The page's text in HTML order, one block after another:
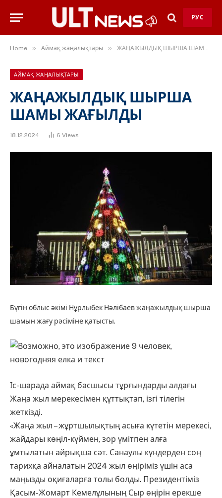
РУС
Home » Аймақ жаңалықтары » ЖАҢАЖЫЛДЫҚ ШЫРША ШАМЫ ЖАҒЫЛДЫ
АЙМАҚ ЖАҢАЛЫҚТАРЫ
ЖАҢАЖЫЛДЫҚ ШЫРША
ШАМЫ ЖАҒЫЛДЫ
18.12.2024 6 Views
Бүгін облыс әкімі Нұрлыбек Нәлібаев жаңажылдық шырша
шамын жағу рәсіміне қатысты.
Іс-шарада аймақ басшысы тұрғындарды алдағы
Жаңа жыл мерекесімен құттықтап, ізгі тілегін
жеткізді.
«Жаңа жыл – жұртшылықтың асыға күтетін мерекесі,
жайдары көңіл-күймен, зор үмітпен алға
ұмтылатын айрықша сәт. Санаулы күндерден соң
тарихқа айналатын 2024 жыл өңіріміз үшін аса
маңызды оқиғаларға толы болды. Президентіміз
Қасым-Жомарт Кемелұлының Сыр өңірін ерекше